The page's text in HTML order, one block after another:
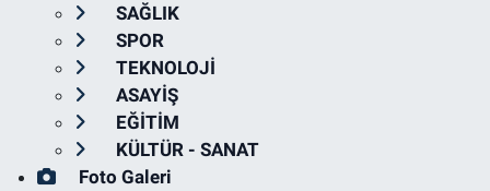
SAĞLIK
SPOR
TEKNOLOJİ
ASAYİŞ
EĞİTİM
KÜLTÜR - SANAT
Foto Galeri